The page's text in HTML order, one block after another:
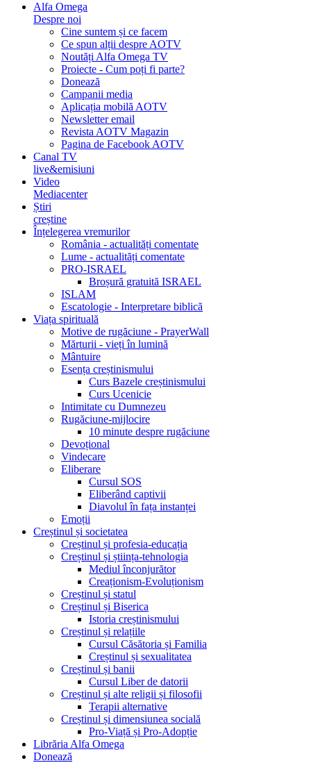
Alfa Omega
Despre noi
Cine suntem și ce facem
Ce spun alții despre AOTV
Noutăți Alfa Omega TV
Proiecte - Cum poți fi parte?
Donează
Campanii media
Aplicația mobilă AOTV
Newsletter email
Revista AOTV Magazin
Pagina de Facebook AOTV
Canal TV
live&emisiuni
Video
Mediacenter
Știri
creștine
Înțelegerea vremurilor
România - actualități comentate
Lume - actualități comentate
PRO-ISRAEL
Broșură gratuită ISRAEL
ISLAM
Escatologie - Interpretare biblică
Viața spirituală
Motive de rugăciune - PrayerWall
Mărturii - vieți în lumină
Mântuire
Esența creștinismului
Curs Bazele creștinismului
Curs Ucenicie
Intimitate cu Dumnezeu
Rugăciune-mijlocire
10 minute despre rugăciune
Devoțional
Vindecare
Eliberare
Cursul SOS
Eliberând captivii
Diavolul în fața instanței
Emoții
Creștinul și societatea
Creștinul și profesia-educația
Creștinul și știința-tehnologia
Mediul înconjurător
Creaționism-Evoluționism
Creștinul și statul
Creștinul și Biserica
Istoria creștinismului
Creștinul și relațiile
Cursul Căsătoria și Familia
Creștinul și sexualitatea
Creștinul și banii
Cursul Liber de datorii
Creștinul și alte religii și filosofii
Terapii alternative
Creștinul și dimensiunea socială
Pro-Viață și Pro-Adopție
Librăria Alfa Omega
Donează